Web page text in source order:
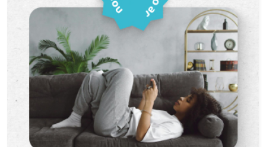
estacionamento privativa: Segurança e
comodidade para o seu veículo. Localizado no
segundo andar, com vista agradável e boa
ventilação. Agende sua visita e venha conhecer
de perto esse excelente apartamento!